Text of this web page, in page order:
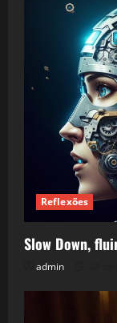
Reflexões
Slow Down,
admin